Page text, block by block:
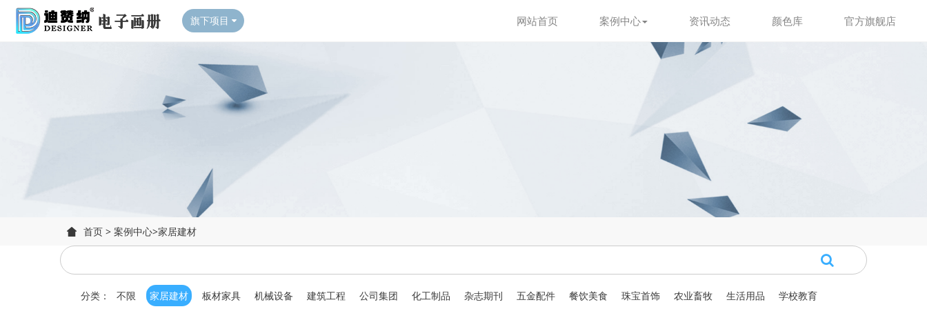
旗下项目 网站首页 案例中心 资讯动态 颜色库 官方旗舰店
首页 > 案例中心>家居建材
分类： 不限 家居建材 板材家具 机械设备 建筑工程 公司集团 化工制品 杂志期刊 五金配件 餐饮美食 珠宝首饰 农业畜牧 生活用品
学校教育